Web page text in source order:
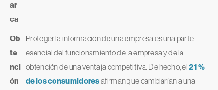
ar
ca
Ob
te
nci
ón
Proteger la información de una empresa es una parte
esencial del funcionamiento de la empresa y de la
obtención de una ventaja competitiva. De hecho, el21 %
de los consumidoresafirman que cambiarían a una